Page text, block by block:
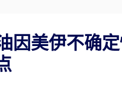
因美伊不确